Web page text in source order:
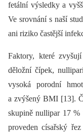
fetální výsledky a
Ve srovnání s naší
ani riziko častější
Faktory, které
děložní čípek,
vysoká porodní
a zvýšený BMI [13].
skupině nullipar 17
proveden císařský